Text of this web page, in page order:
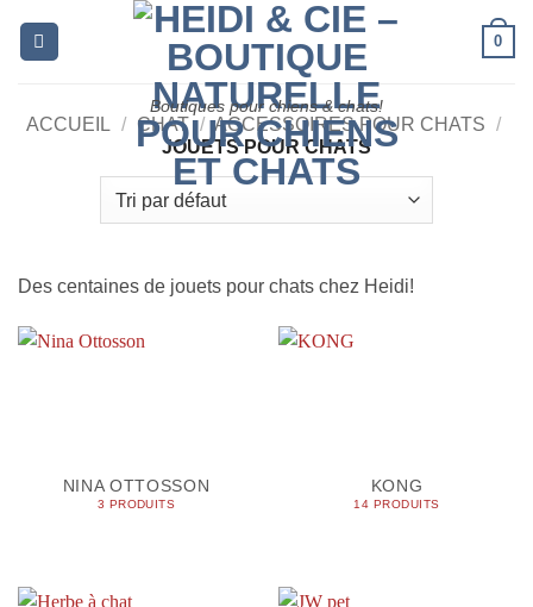
Boutiques pour chiens & chats!
0
ACCUEIL / CHAT / ACCESSOIRES POUR CHATS /
JOUETS POUR CHATS
Des centaines de jouets pour chats chez Heidi!
NINA OTTOSSON
3 PRODUITS
KONG
14 PRODUITS